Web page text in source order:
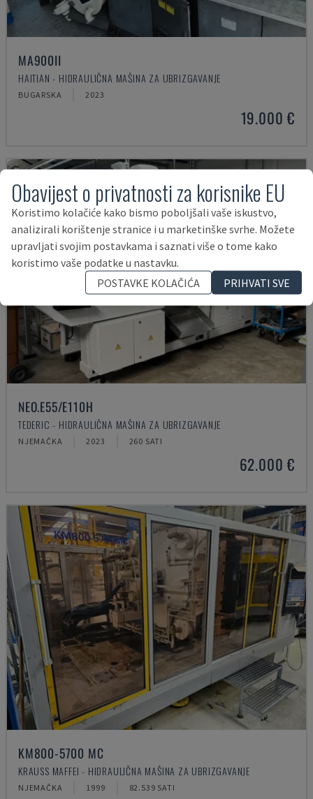
MA900ІІ
HAITIAN - HIDRAULIČNA MAŠINA ZA UBRIZGAVANJE
BUGARSKA 2023
19.000 €
NEO.E55/E110H
TEDERIC - HIDRAULIČNA MAŠINA ZA UBRIZGAVANJE
NJEMAČKA 2023 260 SATI
62.000 €
KM800-5700 MC
KRAUSS MAFFEI - HIDRAULIČNA MAŠINA ZA UBRIZGAVANJE
NJEMAČKA 1999 82.539 SATI
Obavijest o privatnosti za korisnike EU
Koristimo kolačiće kako bismo poboljšali vaše iskustvo,
analizirali korištenje stranice i u marketinške svrhe. Možete
upravljati svojim postavkama i saznati više o tome kako
koristimo vaše podatke u nastavku.
POSTAVKE KOLAČIĆA
PRIHVATI SVE